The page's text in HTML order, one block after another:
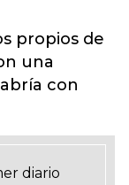
propios de
una
con
diario